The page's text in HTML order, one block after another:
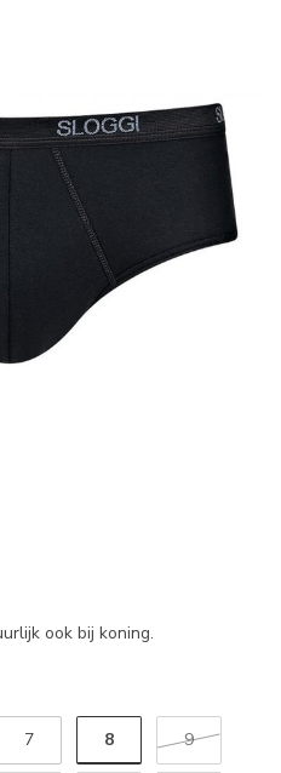
ook bij koning.
7 8 9